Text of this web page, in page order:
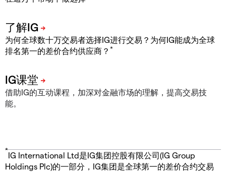
为何全球数十万交易者选择IG进行交易？为何IG能成为全球
排名第一的差价合约供应商？ *
借助IG的互动课程，加深对金融市场的理解，提高交易技
能。
*
IG International Ltd是IG集团控股有限公司(IG Group
Holdings Plc)的一部分，IG集团是全球第一的差价合约交易